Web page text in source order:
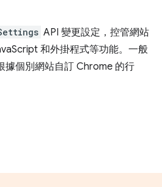
API 變更設定，控管網站
和外掛程式等功能。一般
據個別網站自訂 Chrome 的行